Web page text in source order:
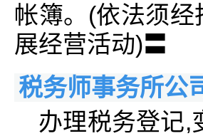
帐簿。(依法须
展经营活动)〓
税务师事务所公
办理税务登记,